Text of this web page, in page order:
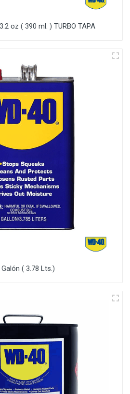
oz ( 390 ml. ) TURBO TAPA
Galón ( 3.78 Lts.)